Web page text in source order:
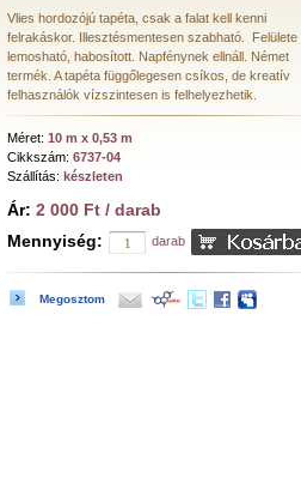
Vlies hordozójú tapéta, csak a falat kell kenni
felrakáskor. Illesztésmentesen szabható. Felülete
lemosható, habosított. Napfénynek ellnáll. Német
termék. A tapéta függőlegesen csíkos, de kreatív
felhasználók vízszintesen is felhelyezhetik.
Méret: 10 m x 0,53 m
Cikkszám: 6737-04
Szállítás: készleten
Ár: 2 000 Ft / darab
Mennyiség:
darab
Megosztom